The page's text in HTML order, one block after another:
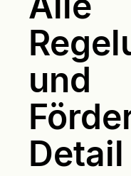
und
Detail